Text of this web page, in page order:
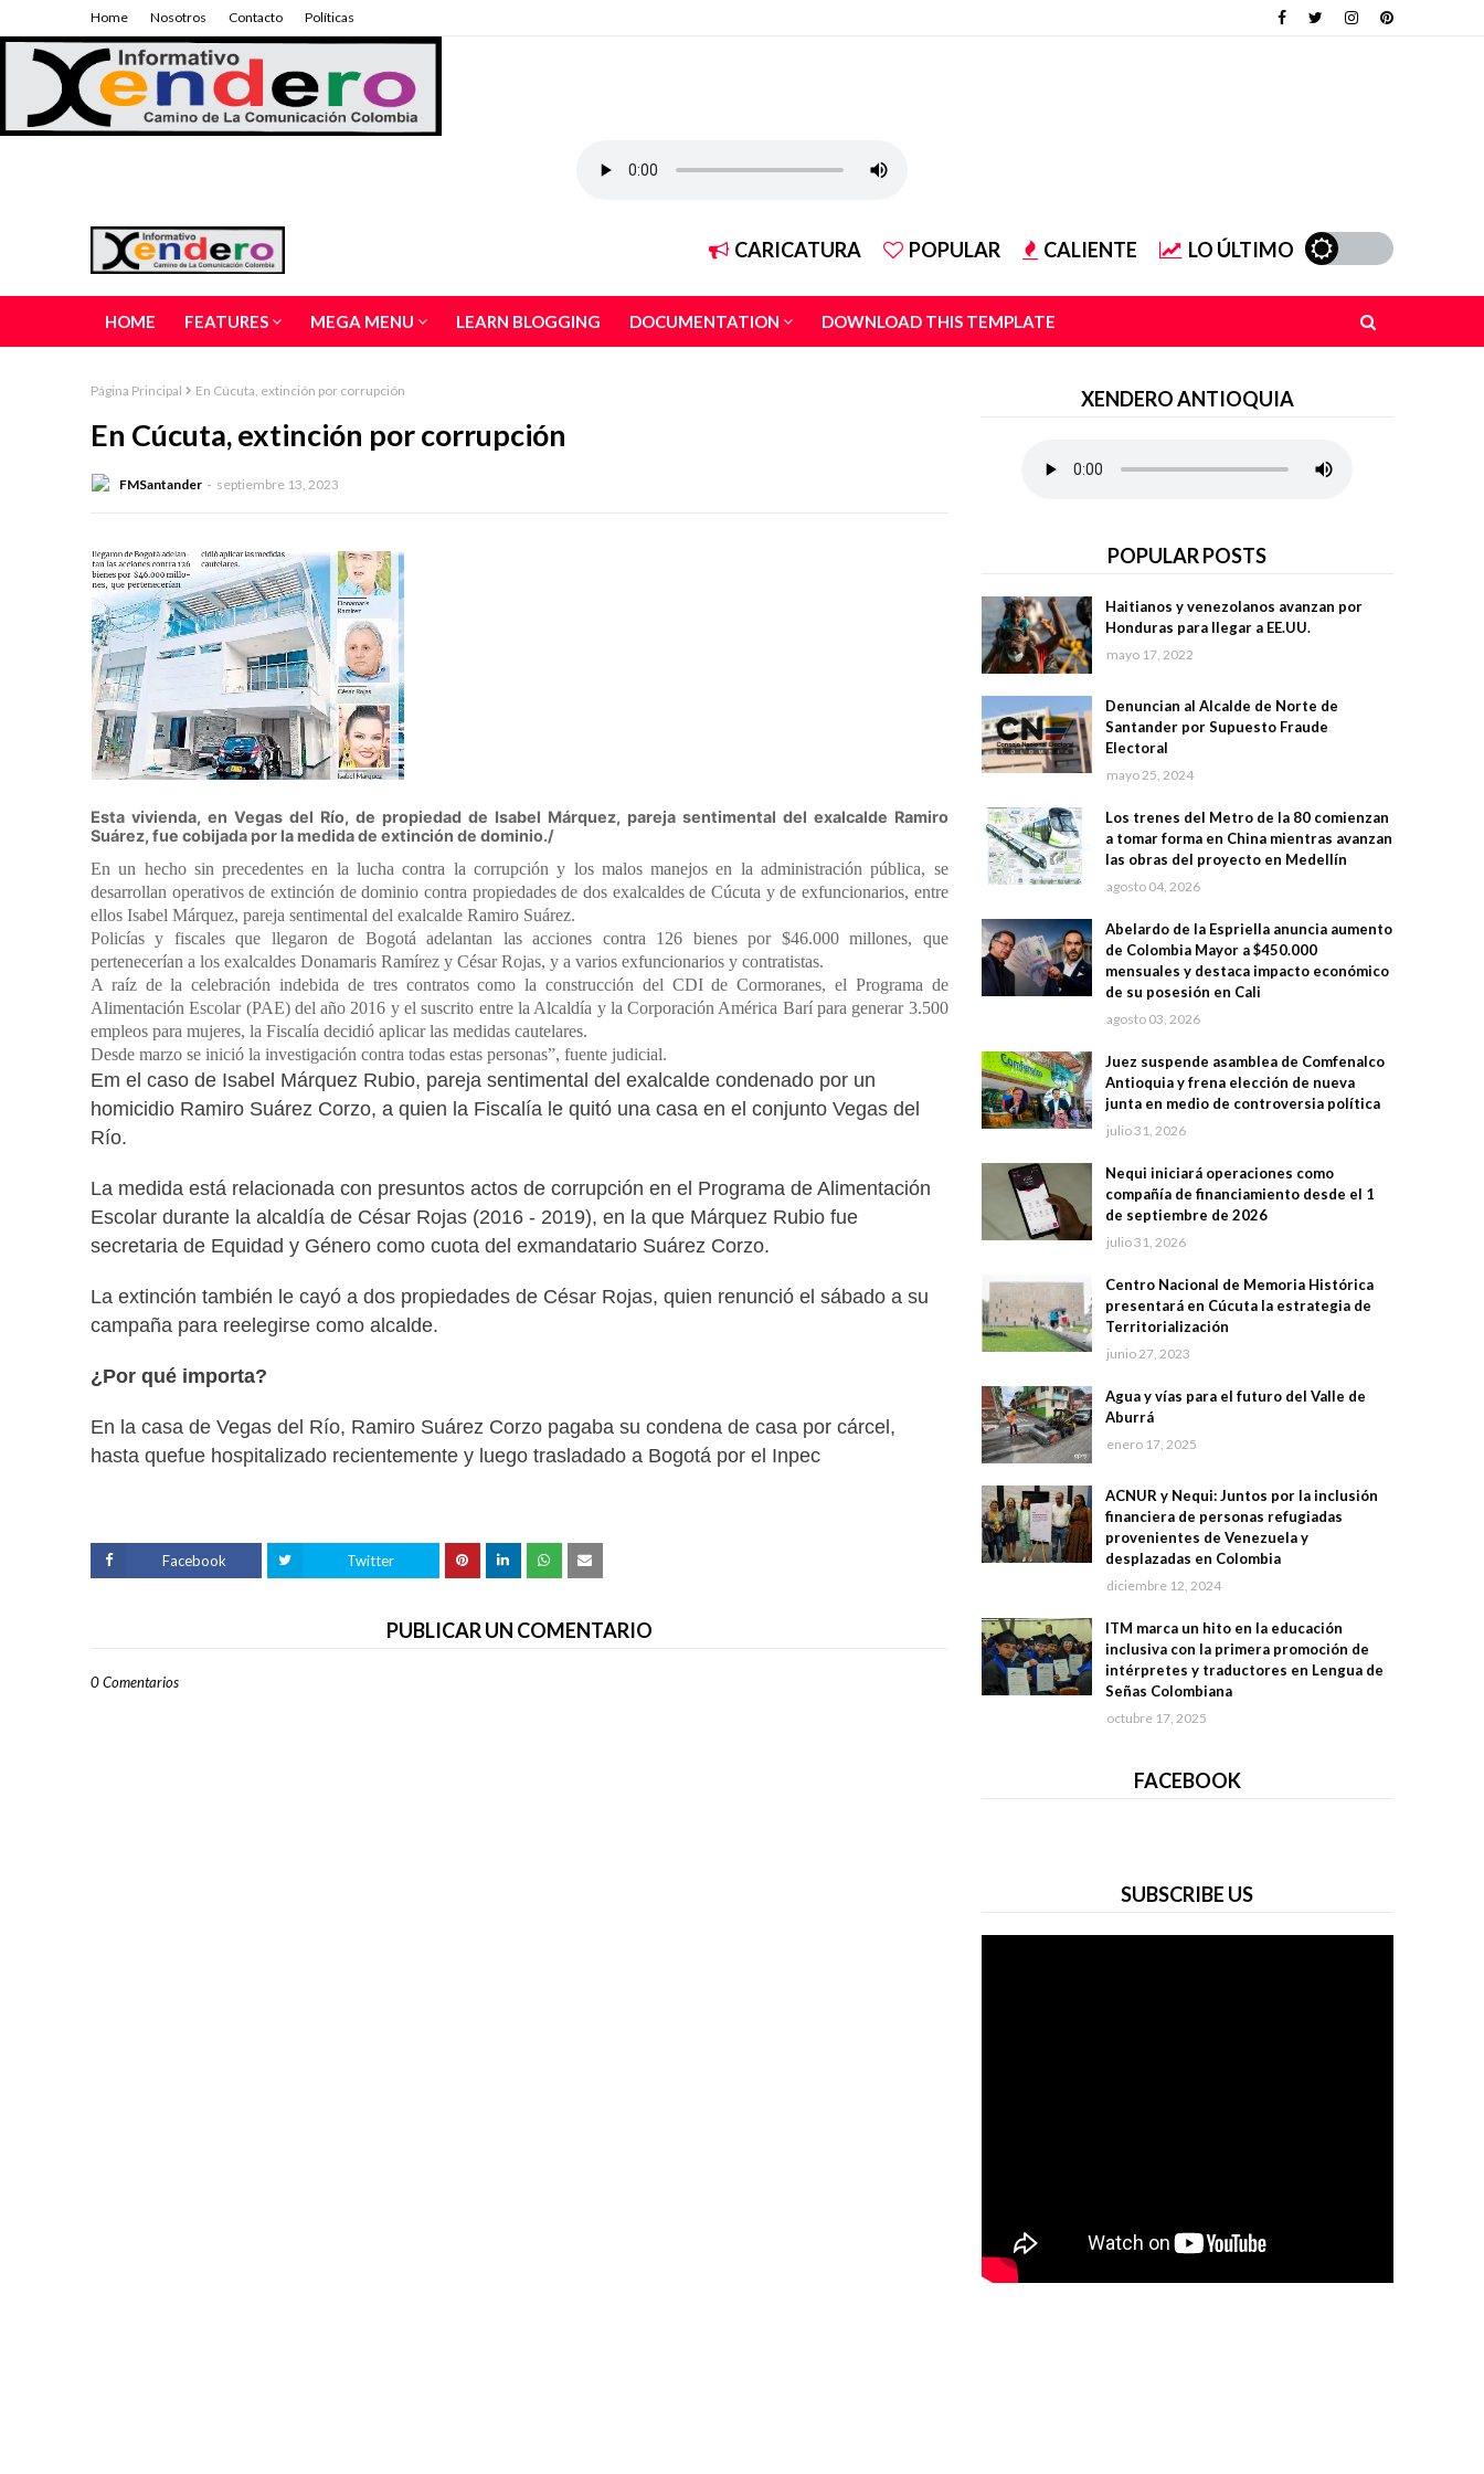
Home Nosotros Contacto Políticas
CARICATURA POPULAR CALIENTE LO ÚLTIMO
HOME FEATURES MEGA MENU LEARN BLOGGING DOCUMENTATION DOWNLOAD THIS TEMPLATE
Página Principal En Cúcuta, extinción por corrupción
En Cúcuta, extinción por corrupción
FMSantander septiembre 13, 2023
Esta vivienda, en Vegas del Río, de propiedad de Isabel Márquez, pareja sentimental del exalcalde Ramiro
Suárez, fue cobijada por la medida de extinción de dominio./
En un hecho sin precedentes en la lucha contra la corrupción y los malos manejos en la administración pública, se
desarrollan operativos de extinción de dominio contra propiedades de dos exalcaldes de Cúcuta y de exfuncionarios, entre
ellos Isabel Márquez, pareja sentimental del exalcalde Ramiro Suárez.
Policías y fiscales que llegaron de Bogotá adelantan las acciones contra 126 bienes por $46.000 millones, que
pertenecerían a los exalcaldes Donamaris Ramírez y César Rojas, y a varios exfuncionarios y contratistas.
A raíz de la celebración indebida de tres contratos como la construcción del CDI de Cormoranes, el Programa de
Alimentación Escolar (PAE) del año 2016 y el suscrito entre la Alcaldía y la Corporación América Barí para generar 3.500
empleos para mujeres, la Fiscalía decidió aplicar las medidas cautelares.
Desde marzo se inició la investigación contra todas estas personas”, fuente judicial.
Em el caso de Isabel Márquez Rubio, pareja sentimental del exalcalde condenado por un
homicidio Ramiro Suárez Corzo, a quien la Fiscalía le quitó una casa en el conjunto Vegas del
Río.
La medida está relacionada con presuntos actos de corrupción en el Programa de Alimentación
Escolar durante la alcaldía de César Rojas (2016 - 2019), en la que Márquez Rubio fue
secretaria de Equidad y Género como cuota del exmandatario Suárez Corzo.
La extinción también le cayó a dos propiedades de César Rojas, quien renunció el sábado a su
campaña para reelegirse como alcalde.
¿Por qué importa?
En la casa de Vegas del Río, Ramiro Suárez Corzo pagaba su condena de casa por cárcel,
hasta quefue hospitalizado recientemente y luego trasladado a Bogotá por el Inpec
Facebook Twitter
PUBLICAR UN COMENTARIO
0 Comentarios
XENDERO ANTIOQUIA
POPULAR POSTS
Haitianos y venezolanos avanzan por
Honduras para llegar a EE.UU.
mayo 17, 2022
Denuncian al Alcalde de Norte de
Santander por Supuesto Fraude
Electoral
mayo 25, 2024
Los trenes del Metro de la 80 comienzan
a tomar forma en China mientras avanzan
las obras del proyecto en Medellín
agosto 04, 2026
Abelardo de la Espriella anuncia aumento
de Colombia Mayor a $450.000
mensuales y destaca impacto económico
de su posesión en Cali
agosto 03, 2026
Juez suspende asamblea de Comfenalco
Antioquia y frena elección de nueva
junta en medio de controversia política
julio 31, 2026
Nequi iniciará operaciones como
compañía de financiamiento desde el 1
de septiembre de 2026
julio 31, 2026
Centro Nacional de Memoria Histórica
presentará en Cúcuta la estrategia de
Territorialización
junio 27, 2023
Agua y vías para el futuro del Valle de
Aburrá
enero 17, 2025
ACNUR y Nequi: Juntos por la inclusión
financiera de personas refugiadas
provenientes de Venezuela y
desplazadas en Colombia
diciembre 12, 2024
ITM marca un hito en la educación
inclusiva con la primera promoción de
intérpretes y traductores en Lengua de
Señas Colombiana
octubre 17, 2025
FACEBOOK
SUBSCRIBE US